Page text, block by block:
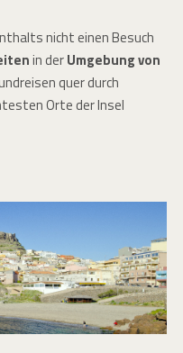
nicht einen Besuch
in derUmgebung von
quer durch
Orte der Insel